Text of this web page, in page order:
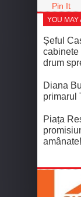
Pin It
YOU MAY
Șeful
cabinete
drum
Diana
primarul
Piața
amânate!